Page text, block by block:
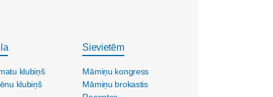
klubiņš
klubiņš
Sievietēm
Māmiņu kongress
Māmiņu brokastis